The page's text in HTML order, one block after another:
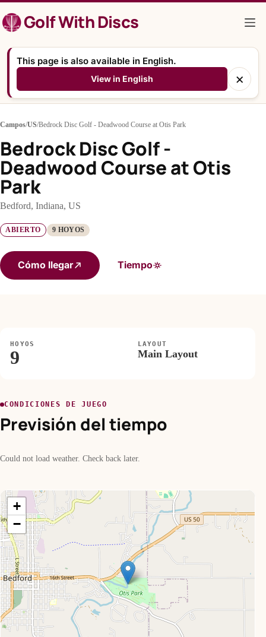
al
contenidoGolf With Discs
This page is also available in English.
View in English ×
Campos/US/Bedrock Disc Golf - Deadwood Course at Otis Park
Bedrock Disc Golf -
Deadwood Course at Otis
Park
Bedford, Indiana, US
ABIERTO 9 HOYOS
Cómo llegar Tiempo
HOYOS
9
LAYOUT
Main Layout
CONDICIONES DE JUEGO
Previsión del tiempo
Could not load weather. Check back later.
+
−